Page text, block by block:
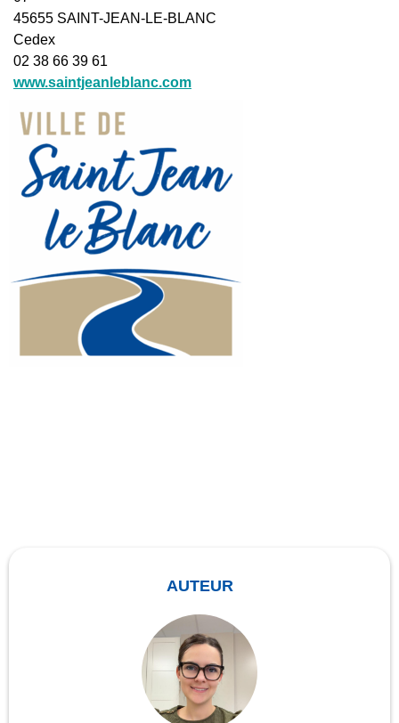
45655 SAINT-JEAN-LE-BLANC
Cedex
02 38 66 39 61
www.saintjeanleblanc.com
AUTEUR